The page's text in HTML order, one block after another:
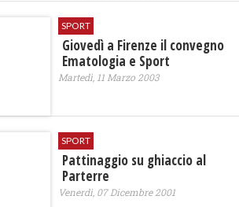
SPORT
Giovedì a Firenze il convegno
Ematologia e Sport
Martedì, 11 Marzo 2003
SPORT
Pattinaggio su ghiaccio al
Parterre
Venerdì, 07 Dicembre 2001